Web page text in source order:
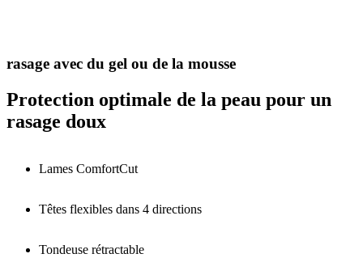
rasage avec du gel ou de la mousse
Protection optimale de la peau pour un
rasage doux
Lames ComfortCut
Têtes flexibles dans 4 directions
Tondeuse rétractable